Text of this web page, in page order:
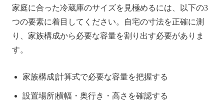
家庭に合った冷蔵庫のサイズを見極めるには、以下の3
つの要素に着目してください。自宅の寸法を正確に測
り、家族構成から必要な容量を割り出す必要がありま
す。
家族構成|計算式で必要な容量を把握する
設置場所|横幅・奥行き・高さを確認する